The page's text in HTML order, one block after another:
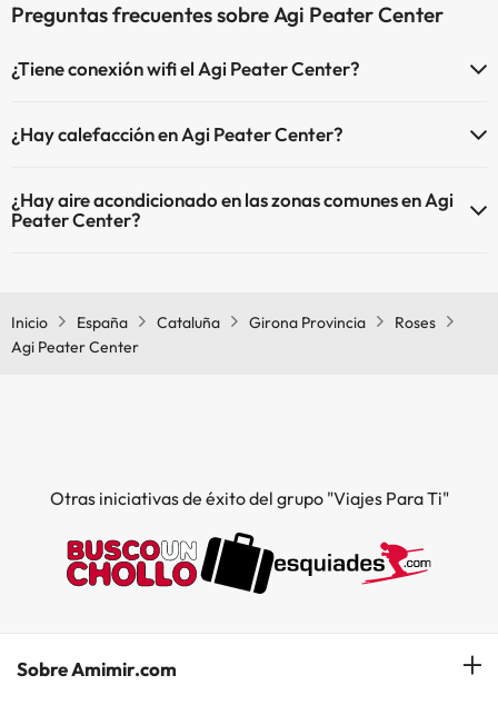
Preguntas frecuentes sobre Agi Peater Center
¿Tiene conexión wifi el Agi Peater Center?
¿Hay calefacción en Agi Peater Center?
¿Hay aire acondicionado en las zonas comunes en Agi
Peater Center?
Inicio
España Cataluña Girona Provincia
Roses
Agi Peater Center
Otras iniciativas de éxito del grupo "Viajes Para Ti"
Sobre Amimir.com